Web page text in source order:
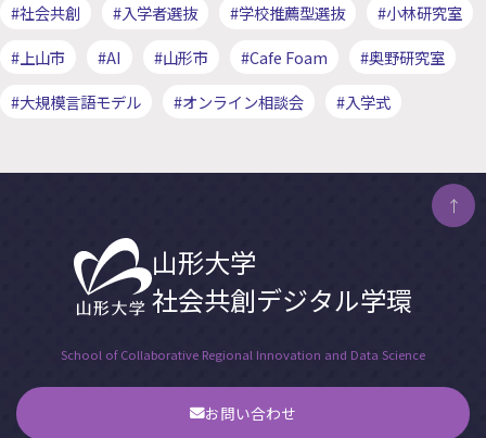
#社会共創
#入学者選抜 #学校推薦型選抜
#小林研究室
#上山市
#AI #山形市 #Cafe Foam
#奥野研究室
#大規模言語モデル
#オンライン相談会 #入学式
↑
山形大学
社会共創デジタル学環
School of Collaborative Regional Innovation and Data Science
お問い合わせ